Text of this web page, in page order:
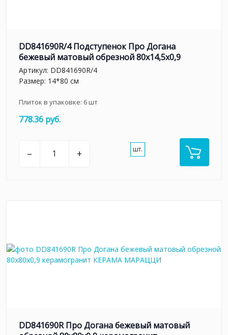
DD841690R/4 Подступенок Про Догана
бежевый матовый обрезной 80x14,5x0,9
Артикул: DD841690R/4
Размер: 14*80 см
Плиток в упаковке: 6шт
778.36 руб.
– + шт.
DD841690R Про Догана бежевый матовый